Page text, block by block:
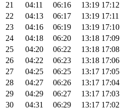
21
04:11 06:16 13:19 17:12
22
04:13 06:17 13:19 17:11
23
04:16 06:19 13:19 17:10
24
04:18 06:20 13:18 17:09
25
04:20 06:22 13:18 17:08
26
04:22 06:23 13:18 17:06
27
04:25 06:25 13:17 17:05
28
04:27 06:26 13:17 17:04
29
04:29 06:27 13:17 17:03
30
04:31 06:29 13:17 17:02